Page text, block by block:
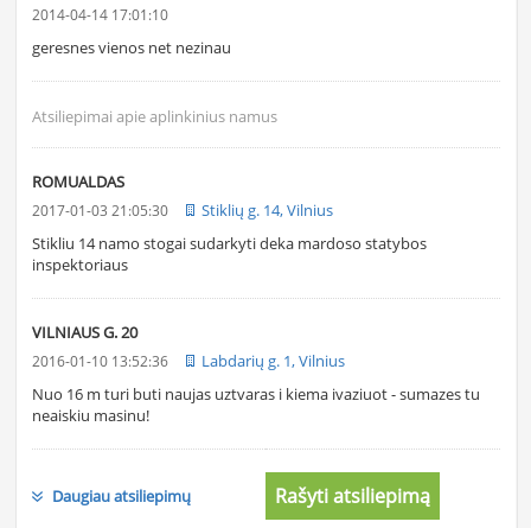
2014-04-14 17:01:10
geresnes vienos net nezinau
Atsiliepimai apie aplinkinius namus
ROMUALDAS
2017-01-03 21:05:30
Stiklių g. 14, Vilnius
Stikliu 14 namo stogai sudarkyti deka mardoso statybos
inspektoriaus
VILNIAUS G. 20
2016-01-10 13:52:36
Labdarių g. 1, Vilnius
Nuo 16 m turi buti naujas uztvaras i kiema ivaziuot - sumazes tu
neaiskiu masinu!
Daugiau atsiliepimų Rašyti atsiliepimą